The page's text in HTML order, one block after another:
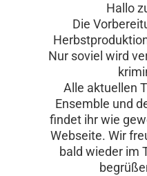
Hallo
Die
Nur soviel wird
Alle aktuellen
Ensemble und
findet ihr wie
Webseite. Wir
bald wieder im